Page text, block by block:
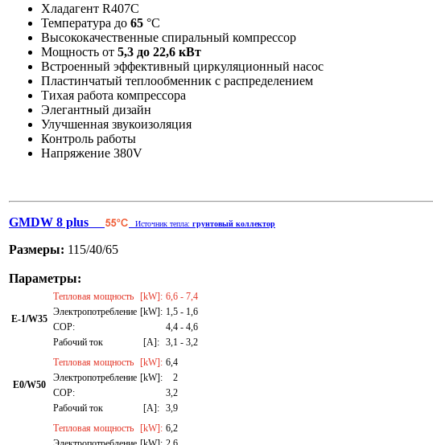
Хладагент R407C
Температура до 65 °C
Высококачественные спиральный компрессор
Мощность от 5,3 до 22,6 кВт
Встроенный эффективный циркуляционный насос
Пластинчатый теплообменник с распределением
Тихая работа компрессора
Элегантный дизайн
Улучшенная звукоизоляция
Контроль работы
Напряжение 380V
GMDW 8 plus Источник тепла: грунтовый коллектор
Размеры: 115/40/65
Параметры:
E-1/W35
Тепловая мощность [kW]: 6,6 - 7,4
Электропотребление [kW]: 1,5 - 1,6
СОР:
4,4 - 4,6
Рабочий ток
[A]: 3,1 - 3,2
E0/W50
Тепловая мощность [kW]: 6,4
Электропотребление [kW]:
2
СОР:
3,2
Рабочий ток
[A]: 3,9
Тепловая мощность [kW]: 6,2